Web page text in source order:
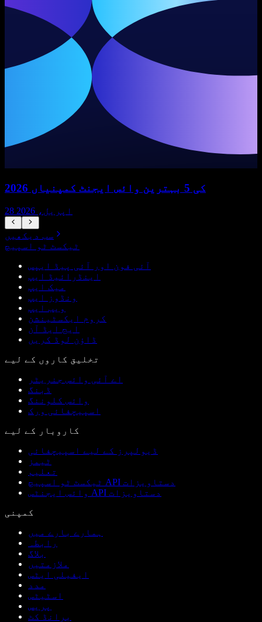
2026 کی 5 بہترین وائس ایجنٹ کمپنیاں
28 اپریل، 2026
سب دیکھیں
ٹیکسٹ ٹو اسپیچ
آئی فون اور آئی پیڈ ایپس
اینڈرائیڈ ایپ
میک ایپ
ونڈوز ایپ
ویب ایپ
کروم ایکسٹینشن
ایج ایڈ آن
ڈاؤن لوڈ کریں
تخلیق کاروں کے لیے
اے آئی وائس جنریٹر
ڈبنگ
وائس کلوننگ
اسپیچفائی ورک
کاروبار کے لیے
ڈیولپرز کے لیے اسپیچفائی
ٹیمز
تعلیم
ٹیکسٹ ٹو اسپیچ API دستاویزات
وائس ایجنٹس API دستاویزات
کمپنی
ہمارے بارے میں
رابطہ
بلاگ
ملازمتیں
ایفیلی ایٹس
مدد
اسٹیٹس
پریس
برانڈ کٹ